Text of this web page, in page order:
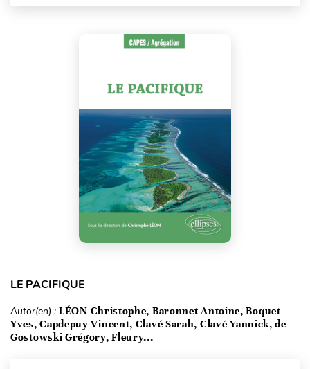
LE PACIFIQUE
Autor(en) : LÉON Christophe, Baronnet Antoine, Boquet
Yves, Capdepuy Vincent, Clavé Sarah, Clavé Yannick, de
Gostowski Grégory, Fleury...